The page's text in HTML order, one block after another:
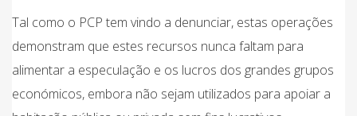
Tal como o PCP tem vindo a denunciar, estas operações
demonstram que estes recursos nunca faltam para
alimentar a especulação e os lucros dos grandes grupos
económicos, embora não sejam utilizados para apoiar a